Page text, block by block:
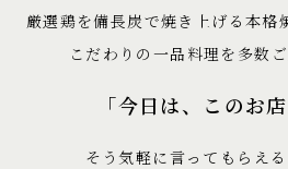
厳選鶏を備長炭で焼き上げる本格
こだわりの一品料理を多数
「今日は、このお
そう気軽に言ってもらえ